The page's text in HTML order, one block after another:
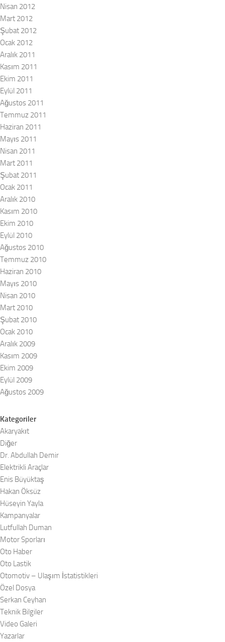
Nisan 2012
Mart 2012
Şubat 2012
Ocak 2012
Aralık 2011
Kasım 2011
Ekim 2011
Eylül 2011
Ağustos 2011
Temmuz 2011
Haziran 2011
Mayıs 2011
Nisan 2011
Mart 2011
Şubat 2011
Ocak 2011
Aralık 2010
Kasım 2010
Ekim 2010
Eylül 2010
Ağustos 2010
Temmuz 2010
Haziran 2010
Mayıs 2010
Nisan 2010
Mart 2010
Şubat 2010
Ocak 2010
Aralık 2009
Kasım 2009
Ekim 2009
Eylül 2009
Ağustos 2009
Kategoriler
Akaryakıt
Diğer
Dr. Abdullah Demir
Elektrikli Araçlar
Enis Büyüktaş
Hakan Öksüz
Hüseyin Yayla
Kampanyalar
Lutfullah Duman
Motor Sporları
Oto Haber
Oto Lastik
Otomotiv – Ulaşım İstatistikleri
Özel Dosya
Serkan Ceyhan
Teknik Bilgiler
Video Galeri
Yazarlar